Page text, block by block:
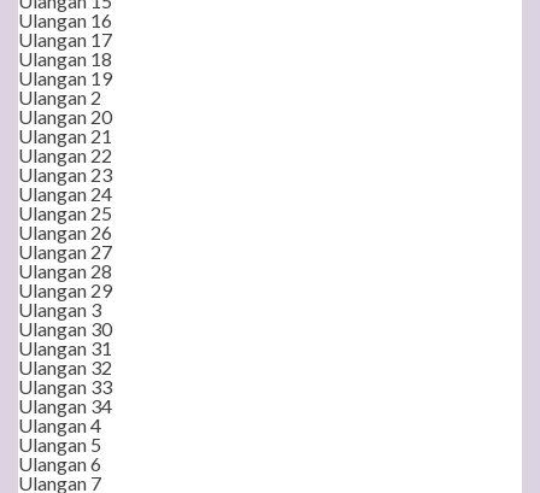
Ulangan 16
Ulangan 17
Ulangan 18
Ulangan 19
Ulangan 2
Ulangan 20
Ulangan 21
Ulangan 22
Ulangan 23
Ulangan 24
Ulangan 25
Ulangan 26
Ulangan 27
Ulangan 28
Ulangan 29
Ulangan 3
Ulangan 30
Ulangan 31
Ulangan 32
Ulangan 33
Ulangan 34
Ulangan 4
Ulangan 5
Ulangan 6
Ulangan 7